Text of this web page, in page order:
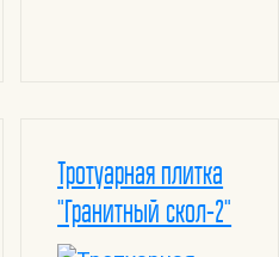
Тротуарная плитка
"Гранитный скол-2"